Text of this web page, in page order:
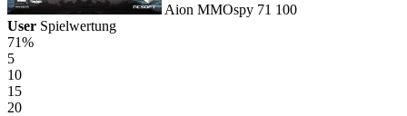
Aion MMOspy 71 100
User Spielwertung
71%
5
10
15
20